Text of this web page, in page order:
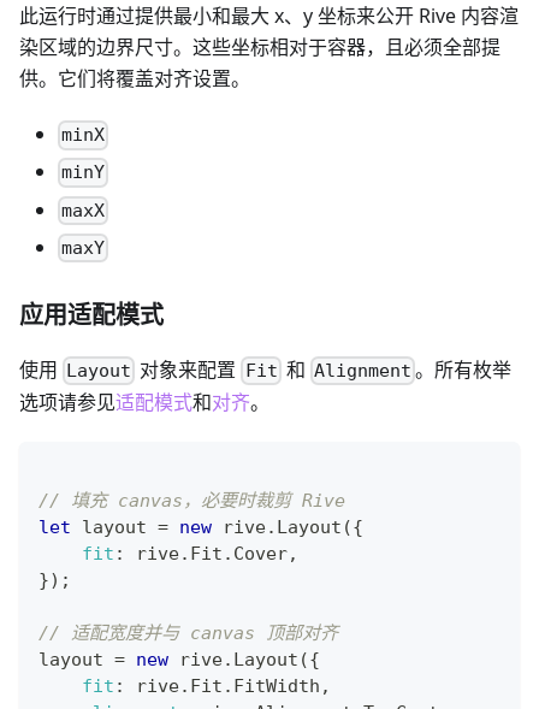
此运行时通过提供最小和最大 x、y 坐标来公开 Rive 内容渲
染区域的边界尺寸。这些坐标相对于容器，且必须全部提
供。它们将覆盖对齐设置。
minX
minY
maxX
maxY
应用适配模式
使用 Layout 对象来配置 Fit 和 Alignment 。所有枚举
选项请参见适配模式和对齐。
// 填充 canvas，必要时裁剪 Rive
let layout = new rive. Layout ({
fit : rive. Fit . Cover,
}) ;
// 适配宽度并与 canvas 顶部对齐
layout = new rive. Layout ({
fit : rive. Fit . FitWidth ,